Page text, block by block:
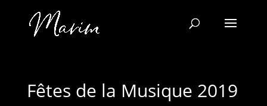
Fêtes de la Musique 2019